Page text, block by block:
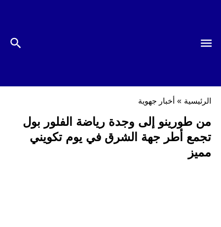
الرئيسية » أخبار جهوية
من طورينو إلى وجدة رياضة الفلور بول
تجمع أطر جهة الشرق في يوم تكويني
مميز